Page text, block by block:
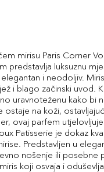
mirisu Paris Corner
predstavlja luksuznu
i neodoljiv.
i blago začinski uvod.
uravnoteženu kako bi
ostaje na koži,
ovaj parfem
Patisserie je dokaz
Predstavljen u
nošenje ili
koji osvaja i